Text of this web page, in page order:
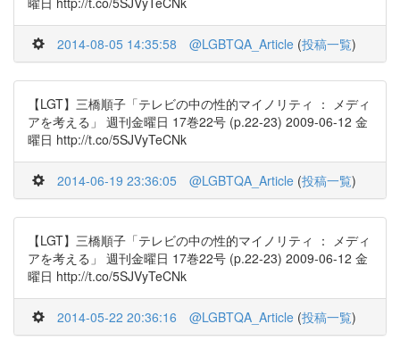
2014-08-05 14:35:58 @LGBTQA_Article (投稿一覧)
【LGT】三橋順子「テレビの中の性的マイノリティ ： メディ
アを考える」 週刊金曜日 17巻22号 (p.22-23) 2009-06-12 金
曜日 http://t.co/5SJVyTeCNk
2014-06-19 23:36:05 @LGBTQA_Article (投稿一覧)
【LGT】三橋順子「テレビの中の性的マイノリティ ： メディ
アを考える」 週刊金曜日 17巻22号 (p.22-23) 2009-06-12 金
曜日 http://t.co/5SJVyTeCNk
2014-05-22 20:36:16 @LGBTQA_Article (投稿一覧)